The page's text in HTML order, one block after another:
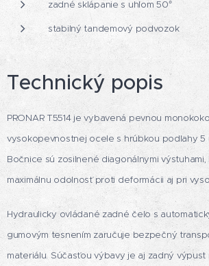
zadné sklápanie s uhlom 50°
stabilný tandemový podvozok
Technický popis
PRONAR T5514 je vybavená pevnou
vysokopevnostnej ocele s hrúbkou podlahy 5
Bočnice sú zosilnené diagonálnymi
maximálnu odolnosť proti deformácii aj pri
Hydraulicky ovládané zadné čelo s
gumovým tesnením zaručuje bezpečný
materiálu. Súčasťou výbavy je aj zadný